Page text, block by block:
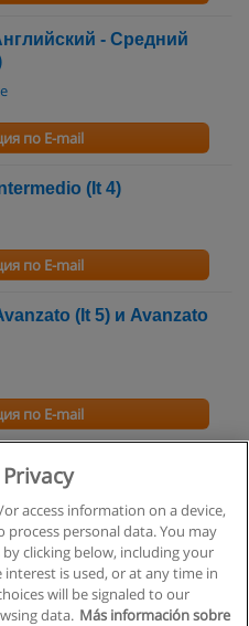
- Средний
по E-mail
(It 4)
по E-mail
(It 5) и Avanzato
по E-mail
по E-mail
access information on a device,
process personal data. You may
clicking below, including your
is used, or at any time in
will be signaled to our
data. Más información sobre